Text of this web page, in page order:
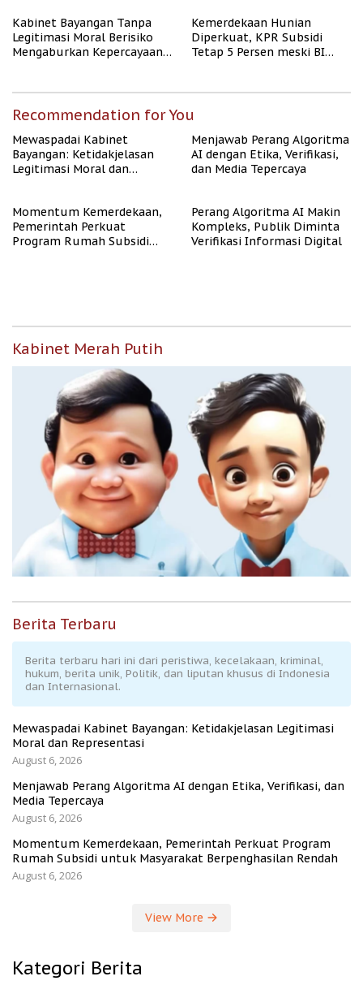
Kabinet Bayangan Tanpa
Legitimasi Moral Berisiko
Mengaburkan Kepercayaan
Kemerdekaan Hunian
Diperkuat, KPR Subsidi
Tetap 5 Persen meski BI
Recommendation for You
Mewaspadai Kabinet
Bayangan: Ketidakjelasan
Legitimasi Moral dan
Menjawab Perang Algoritma
AI dengan Etika, Verifikasi,
dan Media Tepercaya
Momentum Kemerdekaan,
Pemerintah Perkuat
Program Rumah Subsidi
Perang Algoritma AI Makin
Kompleks, Publik Diminta
Verifikasi Informasi Digital
Kabinet Merah Putih
Berita Terbaru
Berita terbaru hari ini dari peristiwa, kecelakaan, kriminal,
hukum, berita unik, Politik, dan liputan khusus di Indonesia
dan Internasional.
Mewaspadai Kabinet Bayangan: Ketidakjelasan Legitimasi
Moral dan Representasi
August 6, 2026
Menjawab Perang Algoritma AI dengan Etika, Verifikasi, dan
Media Tepercaya
August 6, 2026
Momentum Kemerdekaan, Pemerintah Perkuat Program
Rumah Subsidi untuk Masyarakat Berpenghasilan Rendah
August 6, 2026
View More
Kategori Berita